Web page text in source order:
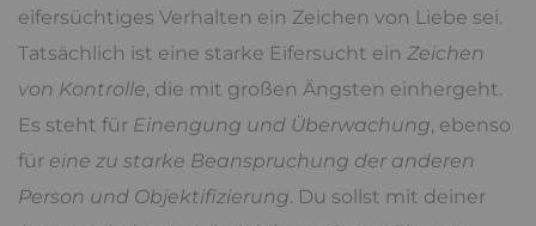
eifersüchtiges Verhalten ein Zeichen von Liebe sei.
Tatsächlich ist eine starke Eifersucht ein Zeichen
von Kontrolle, die mit großen Ängsten einhergeht.
Es steht für Einengung und Überwachung, ebenso
für eine zu starke Beanspruchung der anderen
Person und Objektifizierung. Du sollst mit deiner